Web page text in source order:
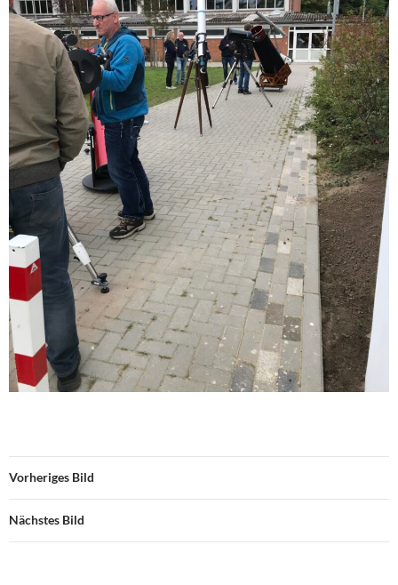
Vorheriges Bild
Nächstes Bild